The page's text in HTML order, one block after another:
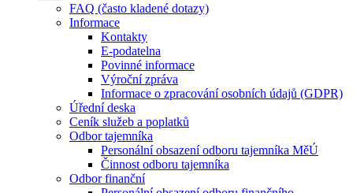
FAQ (často kladené dotazy)
Informace
Kontakty
E-podatelna
Povinné informace
Výroční zpráva
Informace o zpracování osobních údajů (GDPR)
Úřední deska
Ceník služeb a poplatků
Odbor tajemníka
Personální obsazení odboru tajemníka MěÚ
Činnost odboru tajemníka
Odbor finanční